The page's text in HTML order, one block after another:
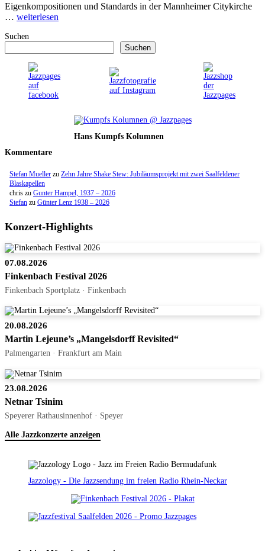
Eigenkompositionen und Standards in der Mannheimer Citykirche
… weiterlesen
Suchen
Suchen
Hans Kumpfs Kolumnen
Kommentare
Stefan Mueller zu Zehn Jahre Shake Stew: Jubiläumsprojekt mit zwei Saalfeldener
Blaskapellen
chris zu Gunter Hampel, 1937 – 2026
Stefan zu Günter Lenz 1938 – 2026
Konzert-Highlights
07.08.2026
Finkenbach Festival 2026
Finkenbach Sportplatz · Finkenbach
20.08.2026
Martin Lejeune’s „Mangelsdorff Revisited“
Palmengarten · Frankfurt am Main
23.08.2026
Netnar Tsinim
Speyerer Rathausinnenhof · Speyer
Alle Jazzkonzerte anzeigen
Jazzology - Die Jazzsendung im freien Radio Rhein-Neckar